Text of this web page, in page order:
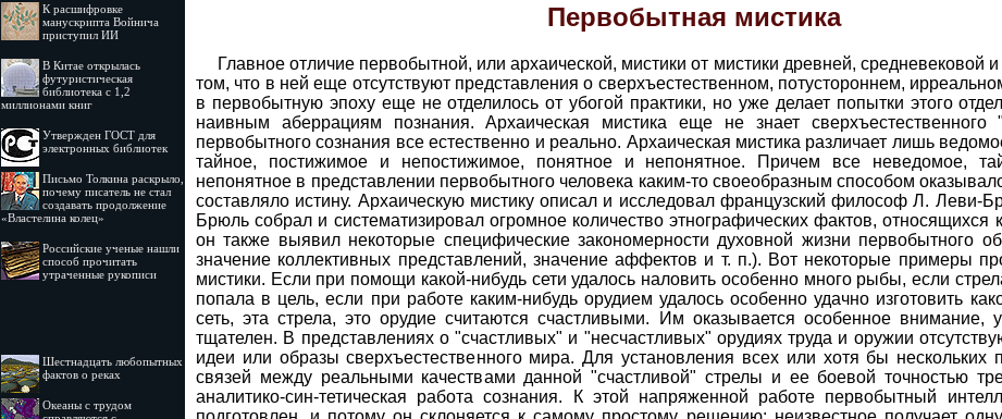
К расшифровке
манускрипта Войнича
приступил ИИ
В Китае открылась
футуристическая
библиотека с 1,2
миллионами книг
Утвержден ГОСТ для
электронных библиотек
Письмо Толкина раскрыло,
почему писатель не стал
создавать продолжение
«Властелина колец»
Российские ученые нашли
способ прочитать
утраченные рукописи
Шестнадцать любопытных
фактов о реках
Океаны с трудом
Первобытная мистика
Главное отличие первобытной, или архаической, мистики от мистики древней, средневековой
том, что в ней еще отсутствуют представления о сверхъестественном, потустороннем,
в первобытную эпоху еще не отделилось от убогой практики, но уже делает попытки этого
наивным аберрациям познания. Архаическая мистика еще не знает сверхъестественного
первобытного сознания все естественно и реально. Архаическая мистика различает лишь
тайное, постижимое и непостижимое, понятное и непонятное. Причем все неведомое,
непонятное в представлении первобытного человека каким-то своеобразным способом
составляло истину. Архаическую мистику описал и исследовал французский философ Л. Леви-
Брюль собрал и систематизировал огромное количество этнографических фактов, относящихся
он также выявил некоторые специфические закономерности духовной жизни первобытного
значение коллективных представлений, значение аффектов и т. п.). Вот некоторые примеры
мистики. Если при помощи какой-нибудь сети удалось наловить особенно много рыбы, если
попала в цель, если при работе каким-нибудь орудием удалось особенно удачно изготовить
сеть, эта стрела, это орудие считаются счастливыми. Им оказывается особенное внимание,
тщателен. В представлениях о "счастливых" и "несчастливых" орудиях труда и оружии
идеи или образы сверхъестественного мира. Для установления всех или хотя бы нескольких
связей между реальными качествами данной "счастливой" стрелы и ее боевой точностью
аналитико-син-тетическая работа сознания. К этой напряженной работе первобытный